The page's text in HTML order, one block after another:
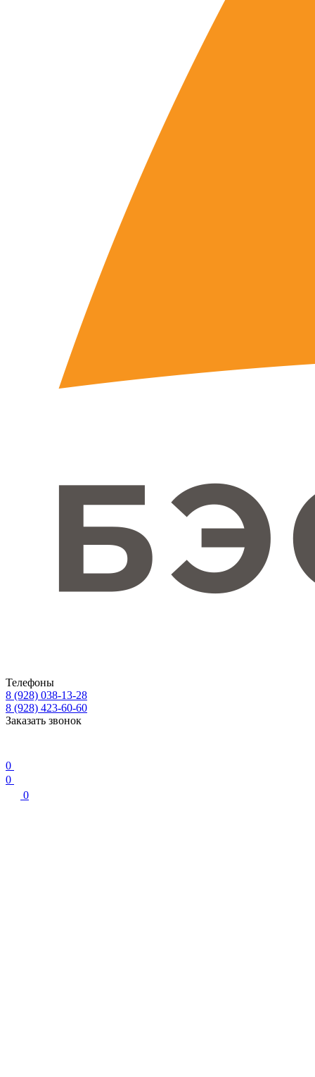
Телефоны
8 (928) 038-13-28
8 (928) 423-60-60
Заказать звонок
0
0
0